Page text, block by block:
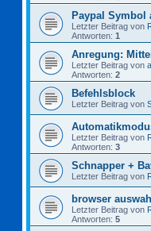
Paypal Symbol
Letzter Beitrag von
Antworten: 1
Anregung:
Letzter Beitrag von
Antworten: 2
Befehlsblock
Letzter Beitrag von
Letzter Beitrag von
Antworten: 3
Schnapper +
Letzter Beitrag von
browser auswahl
Letzter Beitrag von
Antworten: 5